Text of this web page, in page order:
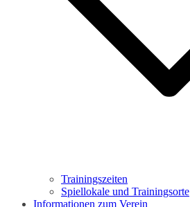
Trainingszeiten
Spiellokale und Trainingsorte
Informationen zum Verein